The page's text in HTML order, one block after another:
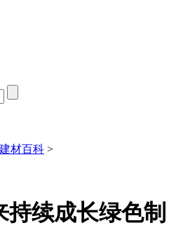
材百科 >
持续成长绿色制